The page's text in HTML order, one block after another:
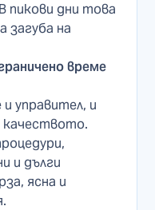
пикови дни това
загуба на
време
управител, и
качеството.
и дълги
ясна и